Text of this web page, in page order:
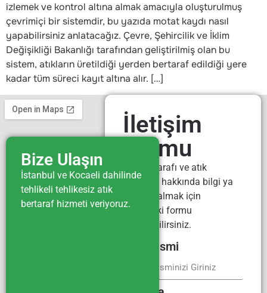
izlemek ve kontrol altına almak amacıyla oluşturulmuş
çevrimiçi bir sistemdir, bu yazıda motat kaydı nasıl
yapabilirsiniz anlatacağız. Çevre, Şehircilik ve İklim
Değişikliği Bakanlığı tarafından geliştirilmiş olan bu
sistem, atıkların üretildiği yerden bertaraf edildiği yere
kadar tüm süreci kayıt altına alır. […]
Bize Ulaşın
İstanbul ve Kocaeli dahilinde
tehlikeli tehlikesiz atık
bertaraf hizmeti veriyoruz.
İletişim
Formu
Atık bertarafı ve atık
yönetimi hakkında bilgi ya
da fiyat almak için
aşağıdaki formu
kullanabilirsiniz.
Firma İsmi